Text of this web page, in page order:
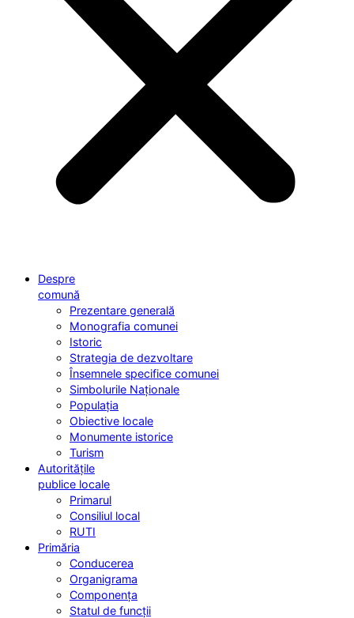
Despre
comună
Prezentare generală
Monografia comunei
Istoric
Strategia de dezvoltare
Însemnele specifice comunei
Simbolurile Naționale
Populația
Obiective locale
Monumente istorice
Turism
Autoritățile
publice locale
Primarul
Consiliul local
RUTI
Primăria
Conducerea
Organigrama
Componența
Statul de funcții